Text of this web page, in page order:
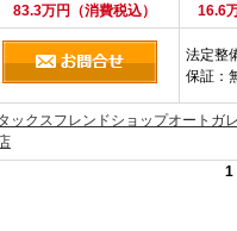
83.3万円（消費税込） 16.6
法定整
保証 ：
ックスフレンドショップオートガ
1